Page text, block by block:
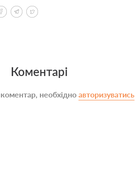
Коментарі
необхідно авторизуватись